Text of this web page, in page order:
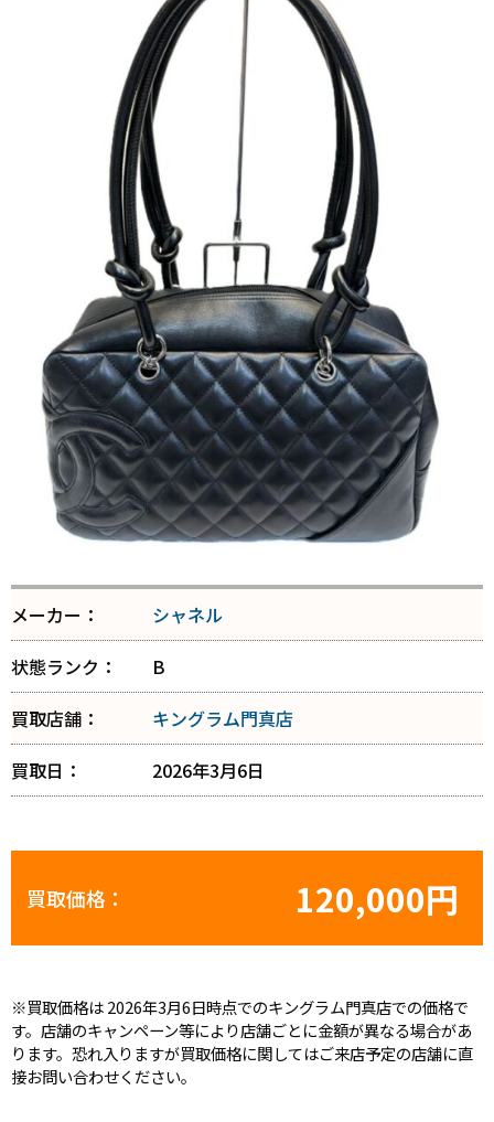
メーカー：
シャネル
状態ランク：
B
買取店舗：
キングラム門真店
買取日：
2026年3月6日
買取価格： 120,000円
※買取価格は 2026年3月6日時点でのキングラム門真店での価格で
す。店舗のキャンペーン等により店舗ごとに金額が異なる場合があ
ります。恐れ入りますが買取価格に関してはご来店予定の店舗に直
接お問い合わせください。